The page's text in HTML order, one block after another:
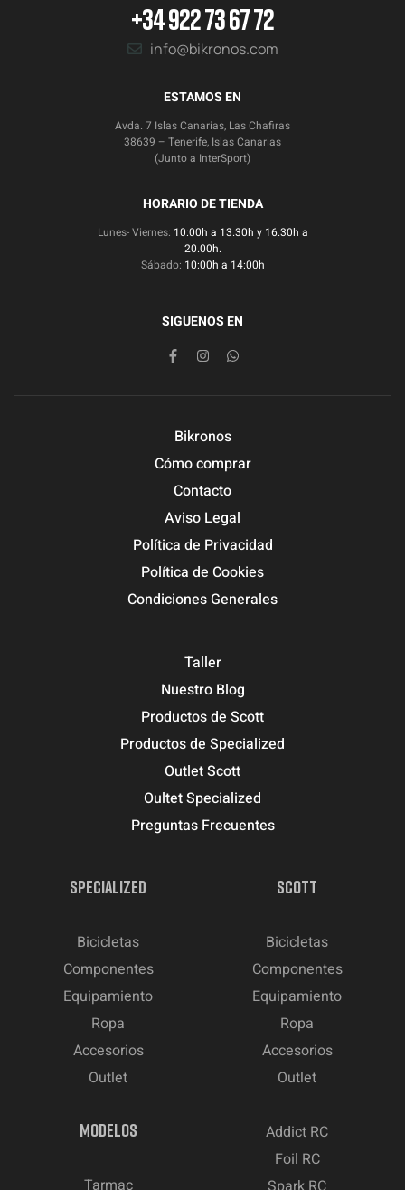
+34 922 73 67 72
info@bikronos.com
ESTAMOS EN
Avda. 7 Islas Canarias, Las Chafiras
38639 – Tenerife, Islas Canarias
(Junto a InterSport)
HORARIO DE TIENDA
Lunes- Viernes: 10:00h a 13.30h y 16.30h a
20.00h.
Sábado: 10:00h a 14:00h
SIGUENOS EN
Bikronos
Cómo comprar
Contacto
Aviso Legal
Política de Privacidad
Política de Cookies
Condiciones Generales
Taller
Nuestro Blog
Productos de Scott
Productos de Specialized
Outlet Scott
Oultet Specialized
Preguntas Frecuentes
SPECIALIZED
Bicicletas
Componentes
Equipamiento
Ropa
Accesorios
Outlet
SCOTT
Bicicletas
Componentes
Equipamiento
Ropa
Accesorios
Outlet
MODELOS
Tarmac
Addict RC
Foil RC